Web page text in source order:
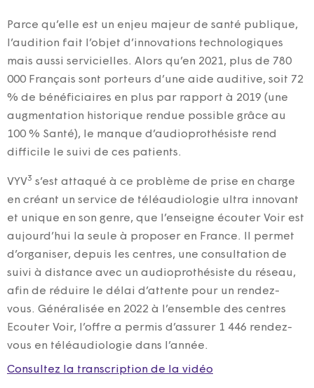
Parce qu’elle est un enjeu majeur de santé publique,
l’audition fait l’objet d’innovations technologiques
mais aussi servicielles. Alors qu’en 2021, plus de 780
000 Français sont porteurs d’une aide auditive, soit 72
% de bénéficiaires en plus par rapport à 2019 (une
augmentation historique rendue possible grâce au
100 % Santé), le manque d’audioprothésiste rend
difficile le suivi de ces patients.
VYV3 s’est attaqué à ce problème de prise en charge
en créant un service de téléaudiologie ultra innovant
et unique en son genre, que l’enseigne écouter Voir est
aujourd’hui la seule à proposer en France. Il permet
d’organiser, depuis les centres, une consultation de
suivi à distance avec un audioprothésiste du réseau,
afin de réduire le délai d’attente pour un rendez-
vous. Généralisée en 2022 à l’ensemble des centres
Ecouter Voir, l’offre a permis d’assurer 1 446 rendez-
vous en téléaudiologie dans l’année.
Consultez la transcription de la vidéo